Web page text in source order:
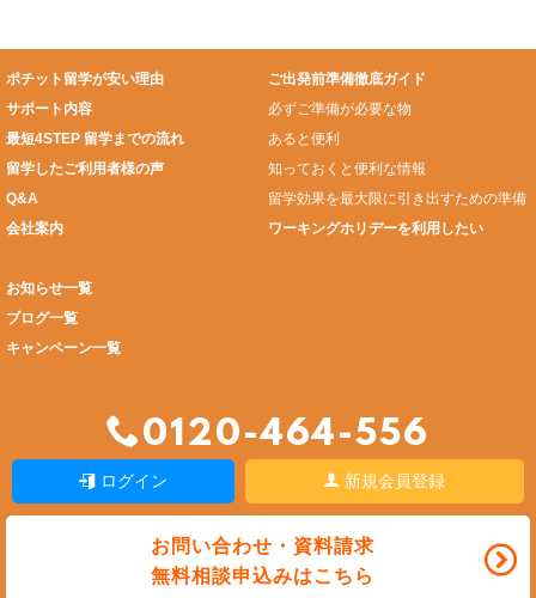
ポチット留学が安い理由
サポート内容
最短4STEP 留学までの流れ
留学したご利用者様の声
Q&A
会社案内
ご出発前準備徹底ガイド
必ずご準備が必要な物
あると便利
知っておくと便利な情報
留学効果を最大限に引き出すための準備
ワーキングホリデーを利用したい
お知らせ一覧
ブログ一覧
キャンペーン一覧
0120-464-556
ログイン 新規会員登録
お問い合わせ・資料請求
無料相談申込みはこちら